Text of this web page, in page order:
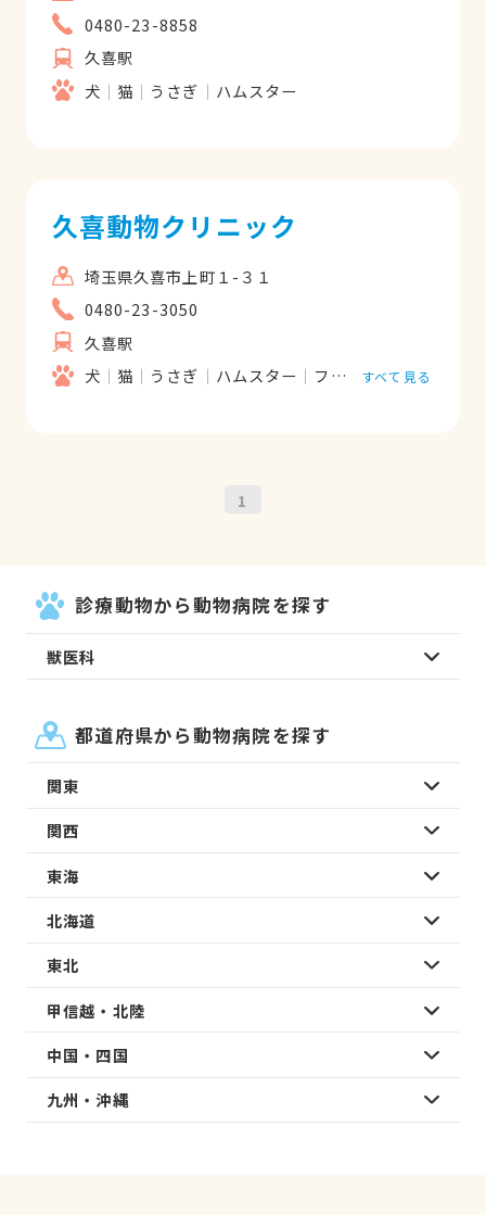
0480-23-8858
久喜駅
犬
猫 うさぎ ハムスター
久喜動物クリニック
埼玉県久喜市上町１-３１
0480-23-3050
久喜駅
犬
猫 うさぎ ハムスター フェレット すべて見る
1
診療動物から動物病院を探す
獣医科
都道府県から動物病院を探す
関東
関西
東海
北海道
東北
甲信越・北陸
中国・四国
九州・沖縄